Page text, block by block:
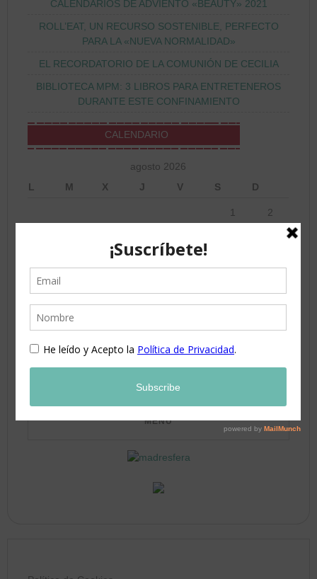
CALENDARIOS DE ADVIENTO «BEAUTY» 2021
ROLL’EAT, UN RECURSO SOSTENIBLE, PERFECTO
PARA LA «NUEVA NORMALIDAD»
EL RECORDATORIO DE LA COMUNIÓN DE CECILIA
BIBLIOTECA MPM: 3 LIBROS PARA ENTRETENEROS
DURANTE ESTE CONFINAMIENTO
CALENDARIO
agosto 2026
L
M X J V S D
1 2
5
10 11 12 13 14 15 16
24 25 26 27 28 29 30